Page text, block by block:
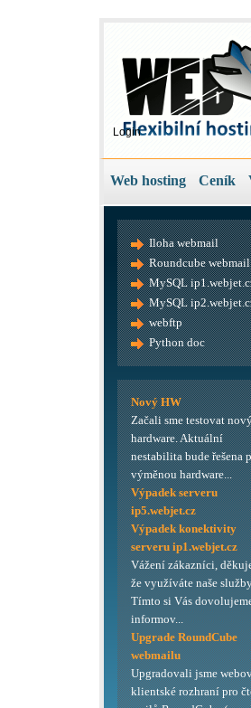
Login
Web hosting Ceník
Iloha webmail
Roundcube webmail
MySQL
MySQL
webftp
Python doc
Nový HW
Začali sme testovat
hardware. Aktuální
nestabilita bude řešena
výměnou hardware...
Výpadek serveru
ip5.webjet.cz
Výpadek konektivity
serveru ip1.webjet.cz
Vážení zákazníci,
že využíváte naše
Tímto si Vás
informov...
Upgrade RoundCube
webmailu
Upgradovali jsme
klientské rozhraní pro